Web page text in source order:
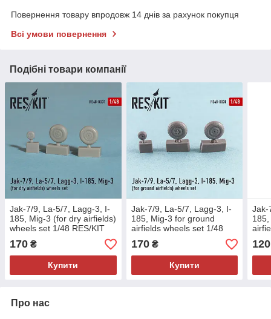
Повернення товару впродовж 14 днів за рахунок покупця
Всі умови повернення
Подібні товари компанії
Jak-7/9, La-5/7, Lagg-3, I-
185, Mig-3 (for dry airfields)
wheels set 1/48 RES/KIT
48-0031
170 ₴
Купити
Jak-7/9, La-5/7, Lagg-3, I-
185, Mig-3 for ground
airfields wheels set 1/48
RES/KIT 48-0030
170₴
Купити
Jak-
120
Про нас